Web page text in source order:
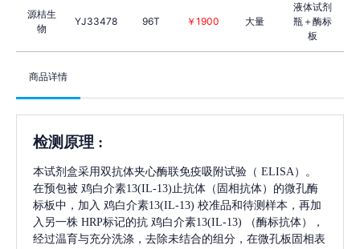
源桔生
物
YJ33478 96T ￥1900 大量
液体试剂
瓶＋酶标
板
商品详情
检测原理 :
本试剂盒采用双抗体夹心酶联免疫吸附试验（ ELISA）。
在预包被 鸡白介素13(IL-13)止抗体（固相抗体）的微孔酶
标板中，加入 鸡白介素13(IL-13) 校准品和待测样本，再加
入另一株 HRP标记的抗 鸡白介素13(IL-13)
（酶标抗体），
经过温育与充分洗涤，去除未结合的组分，在微孔板固相表